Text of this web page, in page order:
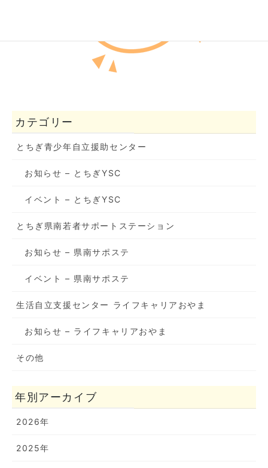
カテゴリー
とちぎ青少年自立援助センター
お知らせ – とちぎYSC
イベント – とちぎYSC
とちぎ県南若者サポートステーション
お知らせ – 県南サポステ
イベント – 県南サポステ
生活自立支援センター ライフキャリアおやま
お知らせ – ライフキャリアおやま
その他
年別アーカイブ
2026年
2025年